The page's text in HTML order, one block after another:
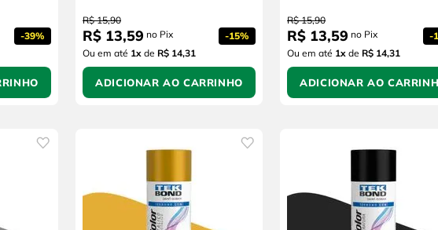
-39%
R$ 15,90
R$ 13,59 no Pix -15%
Ou em até 1x de R$ 14,31
ADICIONAR AO CARRINHO
R$ 15,90
R$ 13,59 no Pix -
Ou em até 1x de R$ 14,31
ADICIONAR AO